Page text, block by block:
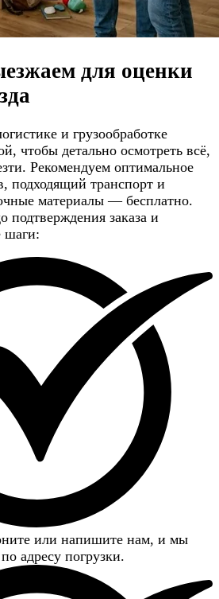
для оценки
и грузообработке
чтобы детально осмотреть всё,
Рекомендуем оптимальное
подходящий транспорт и
материалы — бесплатно.
подтверждения заказа и
шаги:
или напишите нам, и мы
адресу погрузки.